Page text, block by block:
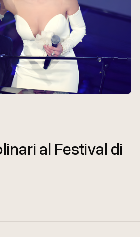
al Festival di